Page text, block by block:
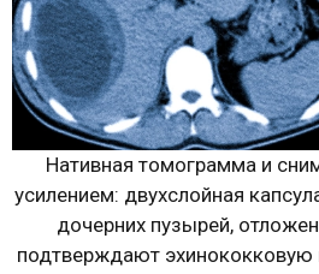
Нативная томограмма и
усилением: двухслойная
дочерних пузырей,
подтверждают эхинококковую